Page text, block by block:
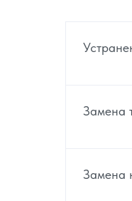
Замена
Замена